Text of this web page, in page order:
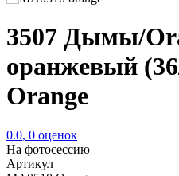
3507 Дымы/
оранжевый
Orange
0.0, 0 оценок
На фотосессию
Артикул